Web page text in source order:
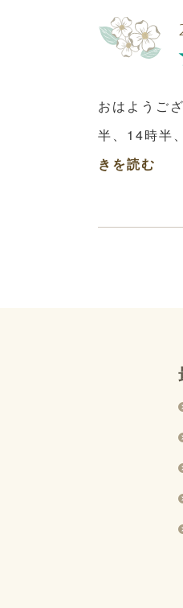
おはようご
半、14時半
きを読む